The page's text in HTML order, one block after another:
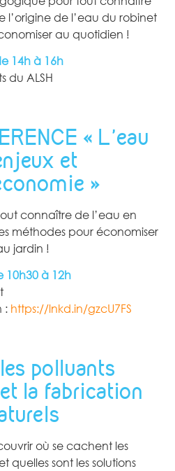
l’origine de l’eau du robinet
au quotidien !
14h à 16h
du ALSH
« L’eau
et
»
connaître de l’eau en
méthodes pour économiser
jardin !
10h30 à 12h
: https://lnkd.in/gzcU7FS
polluants
la fabrication
où se cachent les
quelles sont les solutions